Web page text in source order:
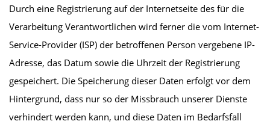
Durch eine Registrierung auf der Internetseite des für die
Verarbeitung Verantwortlichen wird ferner die vom Internet-
Service-Provider (ISP) der betroffenen Person vergebene IP-
Adresse, das Datum sowie die Uhrzeit der Registrierung
gespeichert. Die Speicherung dieser Daten erfolgt vor dem
Hintergrund, dass nur so der Missbrauch unserer Dienste
verhindert werden kann, und diese Daten im Bedarfsfall